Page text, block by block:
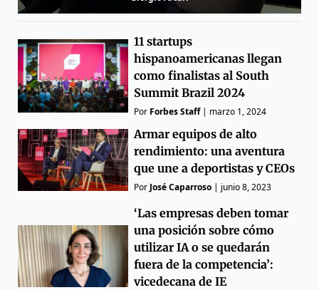
11 startups
hispanoamericanas llegan
como finalistas al South
Summit Brazil 2024
Por Forbes Staff| marzo 1, 2024
Armar equipos de alto
rendimiento: una aventura
que une a deportistas y CEOs
PorJosé Caparroso | junio 8, 2023
‘Las empresas deben tomar
una posición sobre cómo
utilizar IA o se quedarán
fuera de la competencia’:
vicedecana de IE